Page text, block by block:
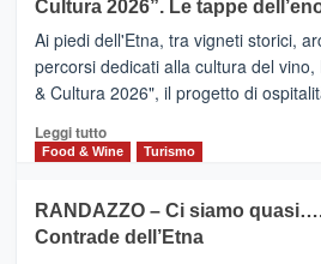
la
Alcantara
nei
primi
nella
classifica
SAN
DOMENICO
PALACE
TAORMINA,
UN
HOTEL
FOUR
IL
NUOVO
Cultura 2026”. Le tappe
Ai piedi dell'Etna, tra vigneti storici,
percorsi dedicati alla cultura del
& Cultura 2026", il progetto di
Leggi tuttoLeggi
di
VIAGRANDE
(Ct)
Food & Wine Turismo
RANDAZZO – Ci siamo
Contrade dell’Etna